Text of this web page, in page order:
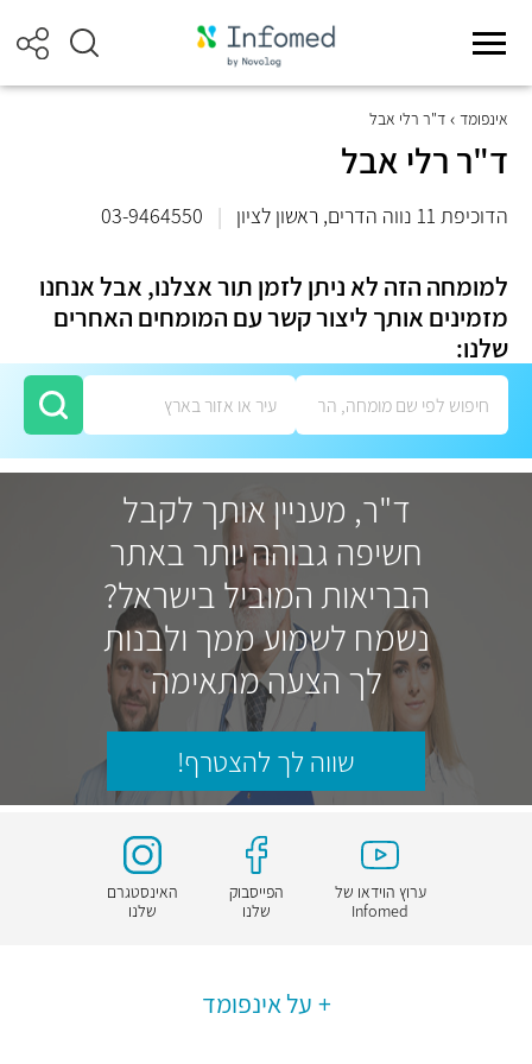
אינפומד ד"ר רלי אבל
ד"ר רלי אבל
הדוכיפת 11 נווה הדרים, ראשון לציון |
03-9464550
למומחה הזה לא ניתן לזמן תור אצלנו, אבל אנחנו
מזמינים אותך ליצור קשר עם המומחים האחרים
שלנו:
ד"ר, מעניין אותך לקבל
חשיפה גבוהה יותר באתר
הבריאות המוביל בישראל?
נשמח לשמוע ממך ולבנות
לך הצעה מתאימה
שווה לך להצטרף!
ערוץ הוידאו של
Infomed
הפייסבוק
שלנו
האינסטגרם
שלנו
על אינפומד